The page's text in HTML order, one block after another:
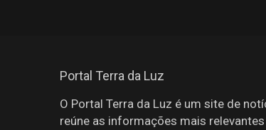
Portal Terra da Luz
O Portal Terra da Luz é um site de
reúne as informações mais